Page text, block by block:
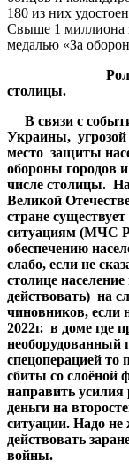
180 из них
Свыше 1 миллиона
медалью «За
Роль и
столицы.
В связи с
Украины,
место защиты
обороны городов
числе столицы.
Великой
стране
ситуациям (МЧС
обеспечению
слабо, если не
столице
действовать) на
чиновников, если
2022г. в доме где
необорудованный
спецоперацией то
сбиты со слоёной
направить усилия
деньги на
ситуации. Надо не
действовать
войны.